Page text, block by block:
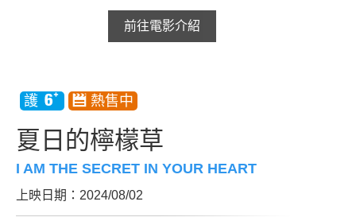
前往電影介紹
夏日的檸檬草
I AM THE SECRET IN YOUR HEART
上映日期：2024/08/02
會員Q&A